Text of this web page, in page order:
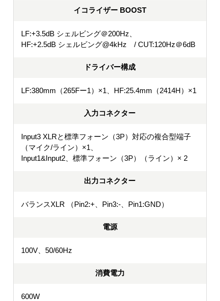
イコライザー BOOST
LF:+3.5dB シェルビング＠200Hz、
HF:+2.5dB シェルビング@4kHz / CUT:120Hz＠6dB
ドライバー構成
LF:380mm（265Fー1）×1、HF:25.4mm（2414H）×1
入力コネクター
Input3 XLRと標準フォーン（3P）対応の複合型端子
（マイク/ライン）×1、
Input1&Input2、標準フォーン（3P）（ライン）× 2
出力コネクター
バランスXLR （Pin2:+、Pin3:-、Pin1:GND）
電源
100V、50/60Hz
消費電力
600W